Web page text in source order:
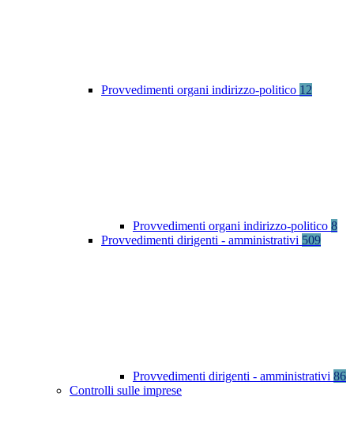
Provvedimenti organi indirizzo-politico 12
Provvedimenti organi indirizzo-politico 8
Provvedimenti dirigenti - amministrativi 509
Provvedimenti dirigenti - amministrativi 86
Controlli sulle imprese